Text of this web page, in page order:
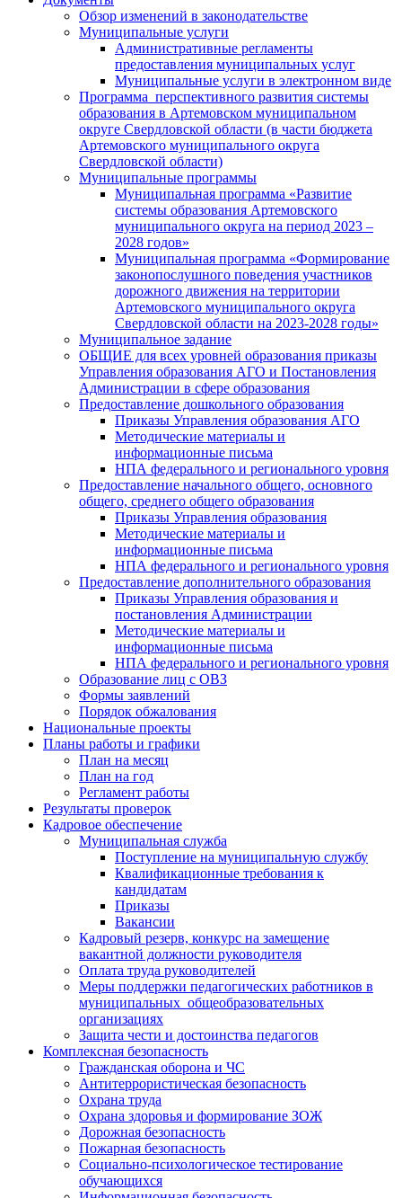
Обзор изменений в законодательстве
Муниципальные услуги
Административные регламенты
предоставления муниципальных услуг
Муниципальные услуги в электронном виде
Программа перспективного развития системы
образования в Артемовском муниципальном
округе Свердловской области (в части бюджета
Артемовского муниципального округа
Свердловской области)
Муниципальные программы
Муниципальная программа «Развитие
системы образования Артемовского
муниципального округа на период 2023 –
2028 годов»
Муниципальная программа «Формирование
законопослушного поведения участников
дорожного движения на территории
Артемовского муниципального округа
Свердловской области на 2023-2028 годы»
Муниципальное задание
ОБЩИЕ для всех уровней образования приказы
Управления образования АГО и Постановления
Администрации в сфере образования
Предоставление дошкольного образования
Приказы Управления образования АГО
Методические материалы и
информационные письма
НПА федерального и регионального уровня
Предоставление начального общего, основного
общего, среднего общего образования
Приказы Управления образования
Методические материалы и
информационные письма
НПА федерального и регионального уровня
Предоставление дополнительного образования
Приказы Управления образования и
постановления Администрации
Методические материалы и
информационные письма
НПА федерального и регионального уровня
Образование лиц с ОВЗ
Формы заявлений
Порядок обжалования
Национальные проекты
Планы работы и графики
План на месяц
План на год
Регламент работы
Результаты проверок
Кадровое обеспечение
Муниципальная служба
Поступление на муниципальную службу
Квалификационные требования к
кандидатам
Приказы
Вакансии
Кадровый резерв, конкурс на замещение
вакантной должности руководителя
Оплата труда руководителей
Меры поддержки педагогических работников в
муниципальных общеобразовательных
организациях
Защита чести и достоинства педагогов
Комплексная безопасность
Гражданская оборона и ЧС
Антитеррористическая безопасность
Охрана труда
Охрана здоровья и формирование ЗОЖ
Дорожная безопасность
Пожарная безопасность
Социально-психологическое тестирование
обучающихся